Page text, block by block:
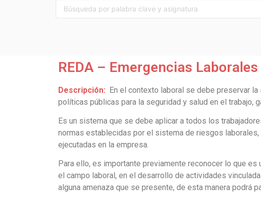
REDA – Emergencias Laborales
Descripción: En el contexto laboral se debe preservar
políticas públicas para la seguridad y salud en el trabajo,
Es un sistema que se debe aplicar a todos los
normas establecidas por el sistema de riesgos
ejecutadas en la empresa.
Para ello, es importante previamente reconocer lo que
el campo laboral, en el desarrollo de actividades
alguna amenaza que se presente, de esta manera podrá